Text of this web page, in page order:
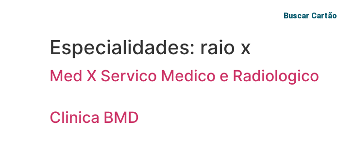
Buscar Cartão
Especialidades: raio x
Med X Servico Medico e Radiologico
Clinica BMD